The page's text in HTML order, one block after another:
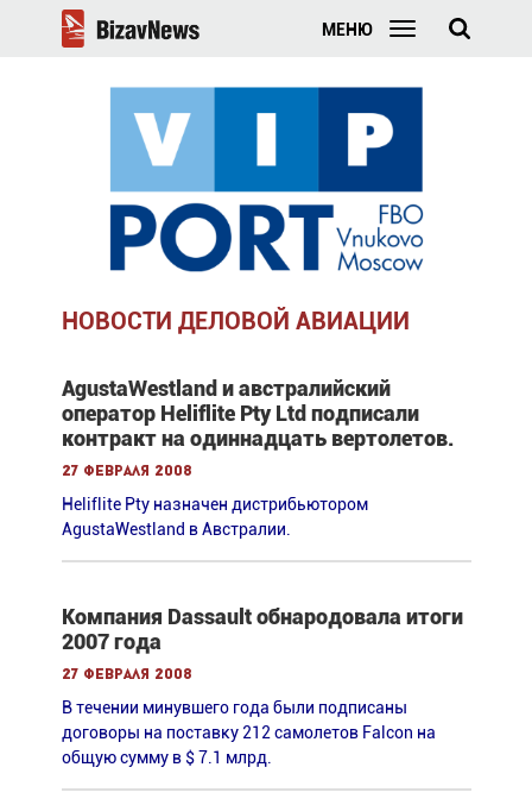
МЕНЮ
НОВОСТИ ДЕЛОВОЙ АВИАЦИИ
AgustaWestland и австралийский
оператор Heliflite Pty Ltd подписали
контракт на одиннадцать вертолетов.
27 февраля 2008
Heliflite Pty назначен дистрибьютором
AgustaWestland в Австралии.
Компания Dassault обнародовала итоги
2007 года
27 февраля 2008
В течении минувшего года были подписаны
договоры на поставку 212 самолетов Falcon на
общую сумму в $ 7.1 млрд.